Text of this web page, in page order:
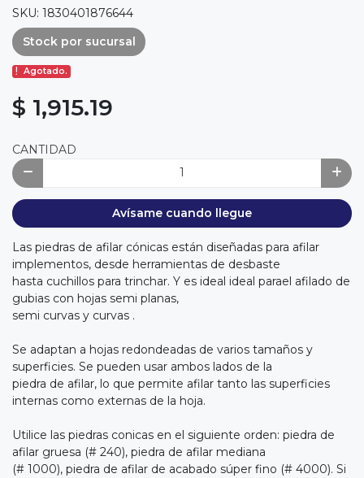
SKU: 1830401876644
Stock por sucursal
Agotado.
$ 1,915.19
CANTIDAD
Avísame cuando llegue
Las piedras de afilar cónicas están diseñadas para afilar
implementos, desde herramientas de desbaste
hasta cuchillos para trinchar. Y es ideal ideal parael afilado de
gubias con hojas semi planas,
semi curvas y curvas .
Se adaptan a hojas redondeadas de varios tamaños y
superficies. Se pueden usar ambos lados de la
piedra de afilar, lo que permite afilar tanto las superficies
internas como externas de la hoja.
Utilice las piedras conicas en el siguiente orden: piedra de
afilar gruesa (# 240), piedra de afilar mediana
(# 1000), piedra de afilar de acabado súper fino (# 4000). Si